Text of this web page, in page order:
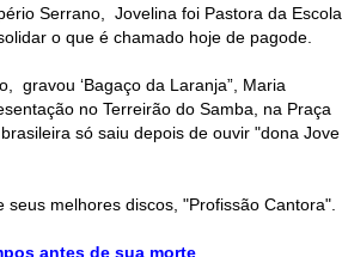
Serrano, Jovelina foi Pastora da Escola
o que é chamado hoje de pagode.
gravou ‘Bagaço da Laranja”, Maria
no Terreirão do Samba, na Praça
só saiu depois de ouvir "dona Jove
melhores discos, "Profissão Cantora".
antes de sua morte